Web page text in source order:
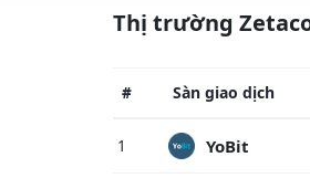
Thị trường
# Sàn giao dịch
1 YoBit